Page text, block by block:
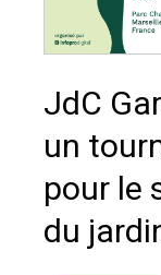
JdC
un
pour le
du